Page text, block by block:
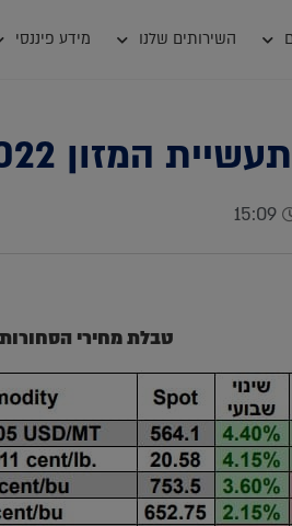
השירותים שלנו מידע פיננסי
המזון 21.12.2022
15:09
טבלת מחירי הסחורות